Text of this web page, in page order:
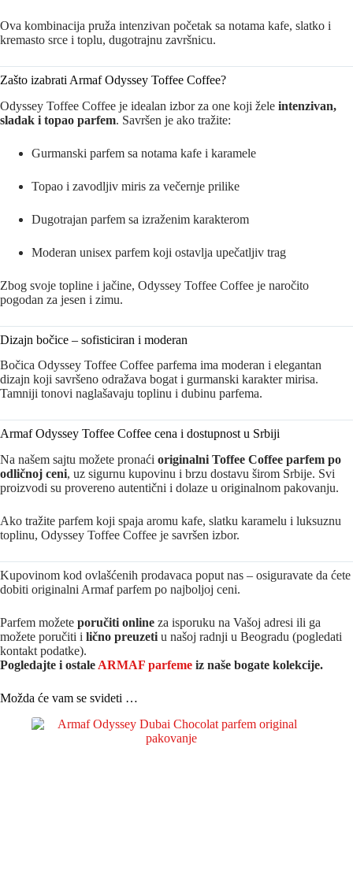
Ova kombinacija pruža intenzivan početak sa notama kafe, slatko i
kremasto srce i toplu, dugotrajnu završnicu.
Zašto izabrati Armaf Odyssey Toffee Coffee?
Odyssey Toffee Coffee je idealan izbor za one koji žele intenzivan,
sladak i topao parfem. Savršen je ako tražite:
Gurmanski parfem sa notama kafe i karamele
Topao i zavodljiv miris za večernje prilike
Dugotrajan parfem sa izraženim karakterom
Moderan unisex parfem koji ostavlja upečatljiv trag
Zbog svoje topline i jačine, Odyssey Toffee Coffee je naročito
pogodan za jesen i zimu.
Dizajn bočice – sofisticiran i moderan
Bočica Odyssey Toffee Coffee parfema ima moderan i elegantan
dizajn koji savršeno odražava bogat i gurmanski karakter mirisa.
Tamniji tonovi naglašavaju toplinu i dubinu parfema.
Armaf Odyssey Toffee Coffee cena i dostupnost u Srbiji
Na našem sajtu možete pronaći originalni Toffee Coffee parfem po
odličnoj ceni, uz sigurnu kupovinu i brzu dostavu širom Srbije. Svi
proizvodi su provereno autentični i dolaze u originalnom pakovanju.
Ako tražite parfem koji spaja aromu kafe, slatku karamelu i luksuznu
toplinu, Odyssey Toffee Coffee je savršen izbor.
Kupovinom kod ovlašćenih prodavaca poput nas – osiguravate da ćete
dobiti originalni Armaf parfem po najboljoj ceni.
Parfem možete poručiti online za isporuku na Vašoj adresi ili ga
možete poručiti i lično preuzeti u našoj radnji u Beogradu (pogledati
kontakt podatke).
Pogledajte i ostale ARMAF parfeme iz naše bogate kolekcije.
Možda će vam se svideti …